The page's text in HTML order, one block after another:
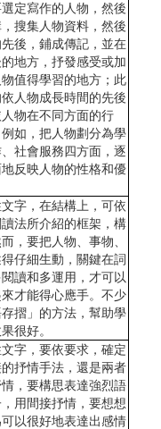
定寫作的人物，然後
搜集人物資料，然後
後，鋪成傳記，並在
地方，抒發感受或加
值得學習的地方；此
人物成長時間的先後
物在不同方面的行
如，把人物劃分為學
社會服務四方面，逐
反映人物的性格和優
，在結構上，可依
法所介紹的框架，構
，要把人物、事物、
仔細生動，關鍵在詞
讀和多運用，才可以
才能得心應手。不少
摺」的方法，幫助學
很好。
，要依要求，確定
抒情手法，還是兩者
，要構思表達強烈語
用間接抒情，要想想
以很好地表達出感情